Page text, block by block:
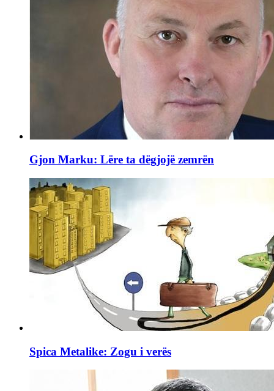
Gjon Marku: Lëre ta dëgjojë zemrën
Spica Metalike: Zogu i verës